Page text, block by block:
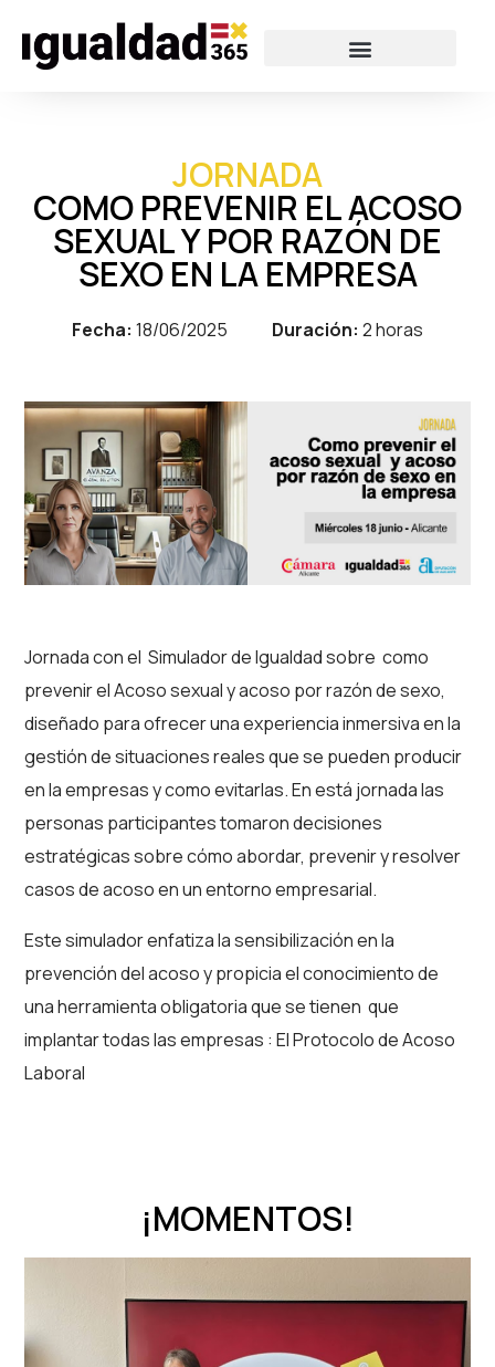
JORNADA
COMO PREVENIR EL ACOSO
SEXUAL Y POR RAZÓN DE
SEXO EN LA EMPRESA
Fecha: 18/06/2025 Duración: 2 horas
Jornada con el Simulador de Igualdad sobre como
prevenir el Acoso sexual y acoso por razón de sexo,
diseñado para ofrecer una experiencia inmersiva en la
gestión de situaciones reales que se pueden producir
en la empresas y como evitarlas. En está jornada las
personas participantes tomaron decisiones
estratégicas sobre cómo abordar, prevenir y resolver
casos de acoso en un entorno empresarial.
Este simulador enfatiza la sensibilización en la
prevención del acoso y propicia el conocimiento de
una herramienta obligatoria que se tienen que
implantar todas las empresas : El Protocolo de Acoso
Laboral
¡MOMENTOS!